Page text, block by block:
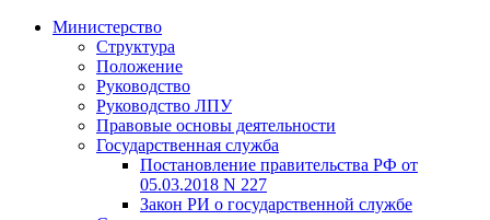
Министерство
Структура
Положение
Руководство
Руководство ЛПУ
Правовые основы деятельности
Государственная служба
Постановление правительства РФ от
05.03.2018 N 227
Закон РИ о государственной службе